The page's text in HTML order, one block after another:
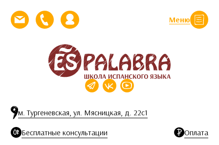
Меню
Закрыть
Напишите нам письмо
Позвоните намЛичный кабинет
м. Тургеневская, ул. Мясницкая, д. 22с1
Бесплатные консультации Оплата